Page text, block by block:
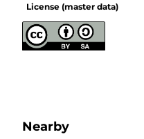
License (master data)
Nearby